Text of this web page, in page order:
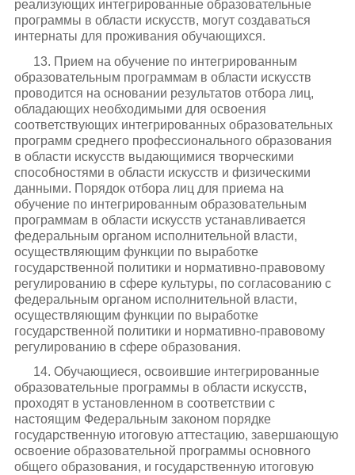
реализующих интегрированные образовательные
программы в области искусств, могут создаваться
интернаты для проживания обучающихся.
13. Прием на обучение по интегрированным
образовательным программам в области искусств
проводится на основании результатов отбора лиц,
обладающих необходимыми для освоения
соответствующих интегрированных образовательных
программ среднего профессионального образования
в области искусств выдающимися творческими
способностями в области искусств и физическими
данными. Порядок отбора лиц для приема на
обучение по интегрированным образовательным
программам в области искусств устанавливается
федеральным органом исполнительной власти,
осуществляющим функции по выработке
государственной политики и нормативно-правовому
регулированию в сфере культуры, по согласованию с
федеральным органом исполнительной власти,
осуществляющим функции по выработке
государственной политики и нормативно-правовому
регулированию в сфере образования.
14. Обучающиеся, освоившие интегрированные
образовательные программы в области искусств,
проходят в установленном в соответствии с
настоящим Федеральным законом порядке
государственную итоговую аттестацию, завершающую
освоение образовательной программы основного
общего образования, и государственную итоговую